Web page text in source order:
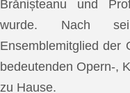
Brănișteanu und
wurde. Nach
Ensemblemitglied der
bedeutenden Opern-,
zu Hause.